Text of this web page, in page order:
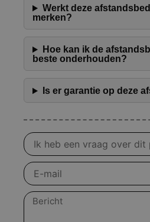
Werkt deze
merken?
Hoe kan ik de
beste onderhouden?
Is er garantie op deze
Vraag
over
product
E-
mail
Bericht